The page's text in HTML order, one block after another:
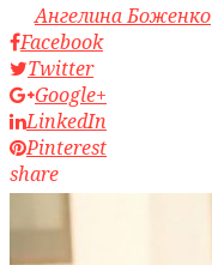
byАнгелина Боженко
Facebook
Twitter
Google+
LinkedIn
Pinterest
share